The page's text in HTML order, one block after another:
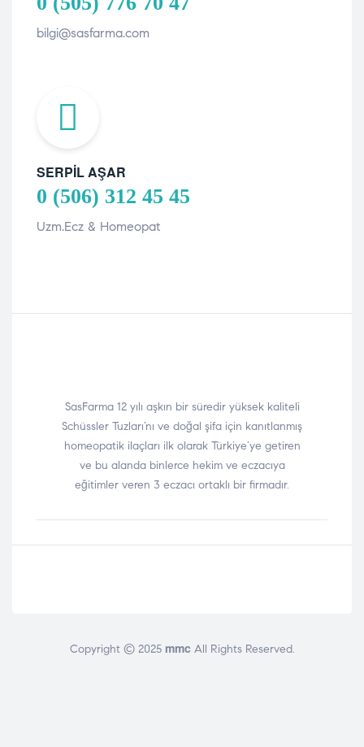
bilgi@sasfarma.com
SERPIL AŞAR
0 (506) 312 45 45
Uzm.Ecz & Homeopat
SasFarma 12 yılı aşkın bir süredir yüksek kaliteli
Schüssler Tuzları’nı ve doğal şifa için kanıtlanmış
homeopatik ilaçları ilk olarak Türkiye’ye getiren
ve bu alanda binlerce hekim ve eczacıya
eğitimler veren 3 eczacı ortaklı bir firmadır.
Copyright © 2025 mmc All Rights Reserved.